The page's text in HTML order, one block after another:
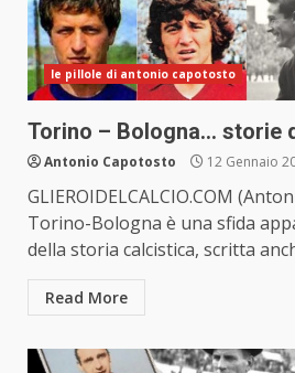
le pillole di antonio capotosto
Torino – Bologna… storie
Antonio Capotosto 12 Gennaio
GLIEROIDELCALCIO.COM
Torino-Bologna è una sfida
della storia calcistica, scritta
Read More